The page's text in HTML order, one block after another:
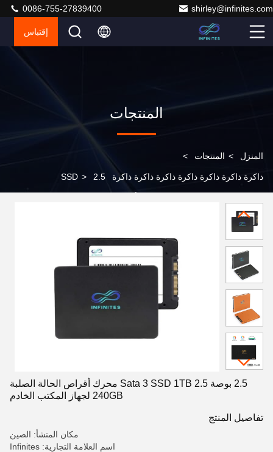
shirley@infinites.com
0086-755-27839400
إقتباس
المنتجات
المنزل > المنتجات >
ذاكرة ذاكرة ذاكرة ذاكرة ذاكرة ذاكرة ذاكرة SSD > 2.5
240GB لجهاز المكتب الخادم
2.5 بوصة Sata 3 SSD 1TB 2.5 محرك أقراص الحالة الصلبة
240GB لجهاز المكتب الخادم
تفاصيل المنتج
مكان المنشأ: الصين
اسم العلامة التجارية: Infinites